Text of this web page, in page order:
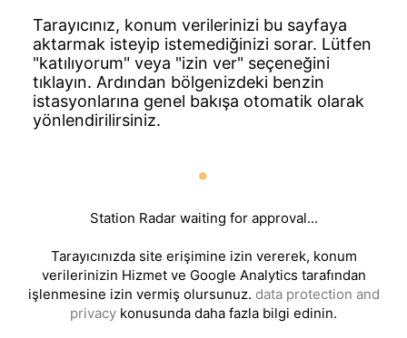
Tarayıcınız, konum verilerinizi bu sayfaya
aktarmak isteyip istemediğinizi sorar. Lütfen
"katılıyorum" veya "izin ver" seçeneğini
tıklayın. Ardından bölgenizdeki benzin
istasyonlarına genel bakışa otomatik olarak
yönlendirilirsiniz.
Station Radar waiting for approval...
Tarayıcınızda site erişimine izin vererek, konum
verilerinizin Hizmet ve Google Analytics tarafından
işlenmesine izin vermiş olursunuz. data protection and
privacy konusunda daha fazla bilgi edinin.